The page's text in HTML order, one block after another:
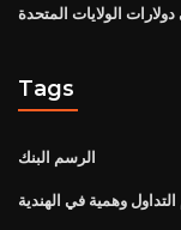
الولايات المتحدة
Tags
الرسم البنك
وهمية في الهندية